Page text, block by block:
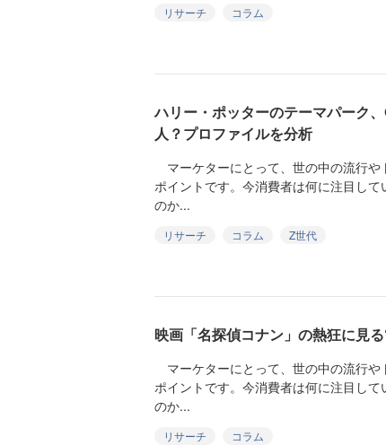
リサーチ
コラム
ハリー・ポッターのテーマパーク
人？プロファイルを分析
マーケターにとって、世の中の流行
ポイントです。今消費者は何に注目し
のか...
リサーチ コラム
Z世代
映画「名探偵コナン」の熱狂に見
マーケターにとって、世の中の流行
ポイントです。今消費者は何に注目し
のか...
リサーチ
コラム